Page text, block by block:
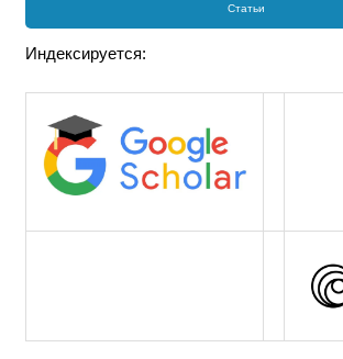
Статьи
Индексируется: